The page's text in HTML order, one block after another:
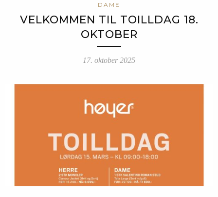
DAME
VELKOMMEN TIL TOILLDAG 18.
OKTOBER
17. oktober 2025